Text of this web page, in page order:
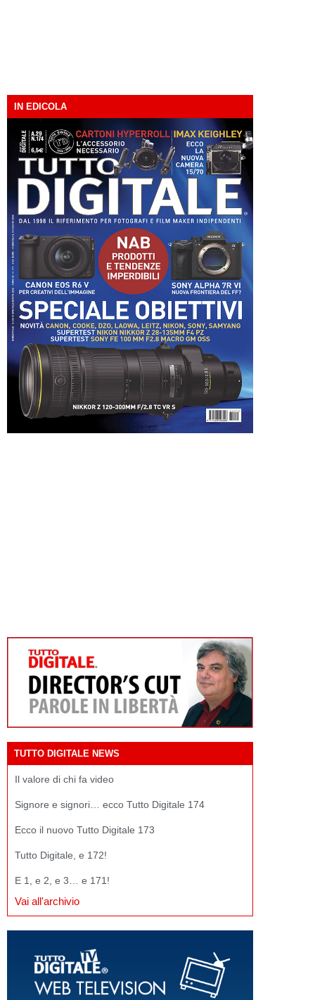
IN EDICOLA
TUTTO DIGITALE NEWS
Il valore di chi fa video
Signore e signori… ecco Tutto Digitale 174
Ecco il nuovo Tutto Digitale 173
Tutto Digitale, e 172!
E 1, e 2, e 3… e 171!
Vai all'archivio